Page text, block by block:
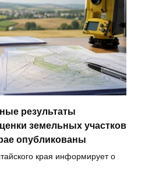
результаты
земельных участков
опубликованы
края информирует о